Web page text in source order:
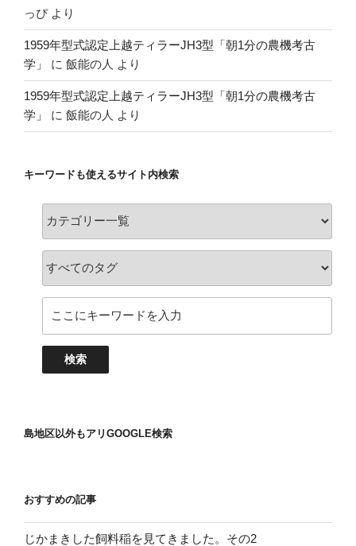
っぴより
1959年型式認定上越ティラーJH3型「朝1分の農機考古
学」
に 飯能の人 より
1959年型式認定上越ティラーJH3型「朝1分の農機考古
学」
に 飯能の人 より
キーワードも使えるサイト内検索
島地区以外もアリGOOGLE検索
おすすめの記事
じかまきした飼料稲を見てきました。その2